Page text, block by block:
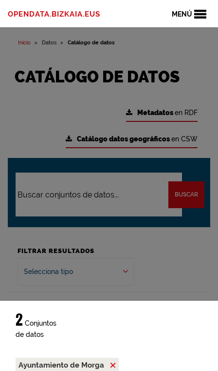
MENÚ
OPENDATA.BIZKAIA.EUS
Inicio Datos Catálogo de datos
CATÁLOGO DE DATOS
Metadatosen RDF
Catálogo datos geográficosen CSW
BUSCAR
FILTRAR RESULTADOS
Selecciona tipo
2 Conjuntos
de datos
Ayuntamiento de Morga